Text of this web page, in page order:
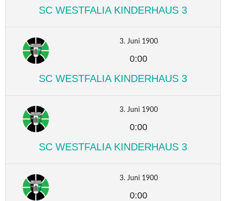
SC WESTFALIA KINDERHAUS 3
3. Juni 1900
0:00
SC WESTFALIA KINDERHAUS 3
3. Juni 1900
0:00
SC WESTFALIA KINDERHAUS 3
3. Juni 1900
0:00